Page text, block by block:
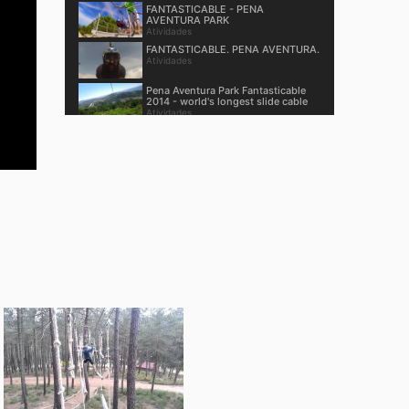
FANTASTICABLE - PENA
AVENTURA PARK
Atividades
FANTASTICABLE. PENA AVENTURA.
Atividades
Pena Aventura Park Fantasticable
2014 - world's longest slide cable
Atividades